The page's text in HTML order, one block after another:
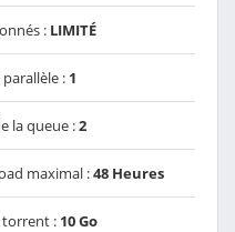
: LIMITÉ
: 1
la queue :2
maximal :48 Heures
torrent : 10 Go